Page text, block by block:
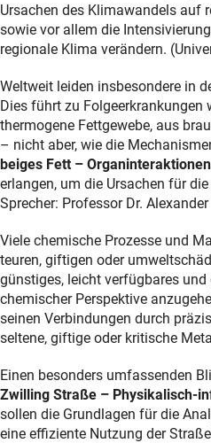
Ursachen des Klimawandels auf
sowie vor allem die
regionale Klima verändern.
Weltweit leiden insbesondere in
Dies führt zu Folgeerkrankungen
thermogene Fettgewebe, aus
– nicht aber, wie die
beiges Fett –
erlangen, um die Ursachen für
Sprecher: Professor Dr.
Viele chemische Prozesse und
teuren, giftigen oder
günstiges, leicht verfügbares
chemischer Perspektive
seinen Verbindungen durch
seltene, giftige oder kritische
Einen besonders umfassenden
Zwilling Straße – Physikalisch-
sollen die Grundlagen für die
eine effiziente Nutzung der